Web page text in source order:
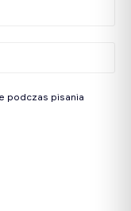
podczas pisania